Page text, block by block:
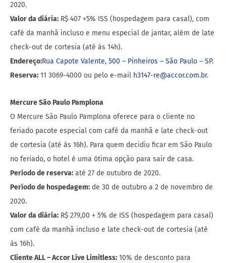
2020.
Valor da diária: R$ 407 +5% ISS (hospedagem para casal), com
café da manhã incluso e menu especial de jantar, além de late
check-out de cortesia (até às 14h).
Endereço:Rua Capote Valente, 500 – Pinheiros – São Paulo – SP.
Reserva: 11 3069-4000 ou pelo e-mail h3147-re@accor.com.br.
Mercure São Paulo Pamplona
O Mercure São Paulo Pamplona oferece para o cliente no
feriado pacote especial com café da manhã e late check-out
de cortesia (até às 16h). Para quem decidiu ficar em São Paulo
no feriado, o hotel é uma ótima opção para sair de casa.
Período de reserva: até 27 de outubro de 2020.
Período de hospedagem: de 30 de outubro a 2 de novembro de
2020.
Valor da diária: R$ 279,00 + 5% de ISS (hospedagem para casal)
com café da manhã incluso e late check-out de cortesia (até
às 16h).
Cliente ALL – Accor Live Limitless: 10% de desconto para